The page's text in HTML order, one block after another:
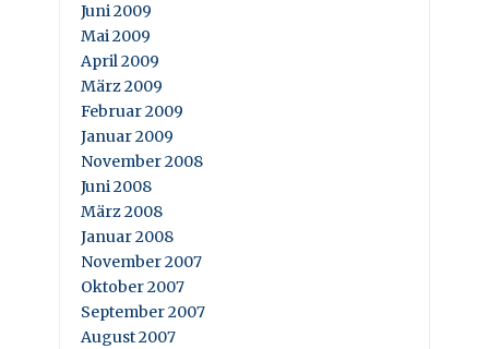
Juni 2009
Mai 2009
April 2009
März 2009
Februar 2009
Januar 2009
November 2008
Juni 2008
März 2008
Januar 2008
November 2007
Oktober 2007
September 2007
August 2007